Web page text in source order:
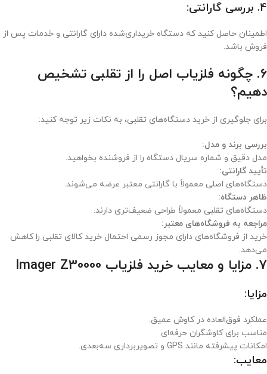
4. بررسی گارانتی:
اطمینان حاصل کنید که دستگاه خریداری‌شده دارای گارانتی و خدمات پس از
فروش باشد.
6. چگونه فلزیاب اصل را از تقلبی تشخیص
دهیم؟
برای جلوگیری از خرید دستگاه‌های تقلبی، به نکات زیر توجه کنید:
بررسی برند و مدل:
مدل دقیق و شماره سریال دستگاه را از فروشنده بخواهید.
تأیید گارانتی:
دستگاه‌های اصلی معمولاً با گارانتی معتبر عرضه می‌شوند.
ظاهر دستگاه:
دستگاه‌های تقلبی معمولاً طراحی ضعیف‌تری دارند.
مراجعه به فروشگاه‌های معتبر:
خرید از فروشگاه‌های دارای مجوز رسمی احتمال خرید کالای تقلبی را کاهش
می‌دهد.
7. مزایا و معایب خرید فلزیاب Imager Z30000
مزایا:
عملکرد فوق‌العاده در کاوش عمیق.
مناسب برای کاوشگران حرفه‌ای.
امکانات پیشرفته مانند GPS و تصویربرداری سه‌بعدی.
معایب: